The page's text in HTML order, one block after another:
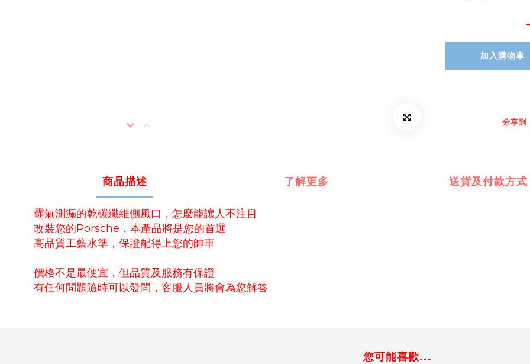
加入購物車
分享到
商品描述 了解更多 送貨及付款方式
霸氣測漏的乾碳纖維側風口，怎麼能讓人不注目
改裝您的Porsche，本產品將是您的首選
高品質工藝水準，保證配得上您的帥車
價格不是最便宜，但品質及服務有保證
有任何問題隨時可以發問，客服人員將會為您解答
您可能喜歡...